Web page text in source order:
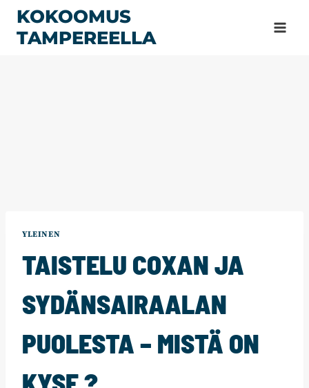
Siirry
sisältöön
KOKOOMUS
TAMPEREELLA
YLEINEN
TAISTELU COXAN JA
SYDÄNSAIRAALAN
PUOLESTA – MISTÄ ON